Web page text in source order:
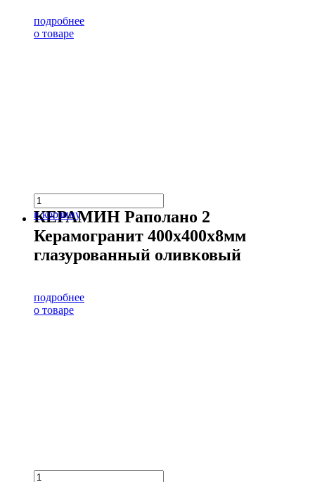
подробнее
о товаре
в корзину
КЕРАМИН Раполано 2
Керамогранит 400х400х8мм
глазурованный оливковый
подробнее
о товаре